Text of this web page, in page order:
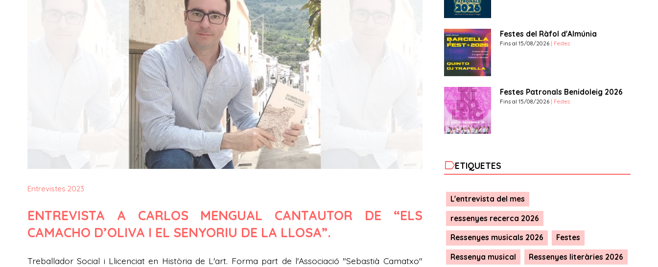
Entrevistes 2023
ENTREVISTA A CARLOS MENGUAL CANTAUTOR DE “ELS
CAMACHO D’OLIVA I EL SENYORIU DE LA LLOSA”.
Treballador Social i Llicenciat en Història de L'art. Forma part de l'Associació "Sebastià Camatxo"
Festes del Ràfol d'Almúnia
Fins al 15/08/2026 | Festes
Festes Patronals Benidoleig 2026
Fins al 15/08/2026 | Festes
labelETIQUETES
L'entrevista del mes
ressenyes recerca 2026
Ressenyes musicals 2026 Festes
Ressenya musical Ressenyes literàries 2026